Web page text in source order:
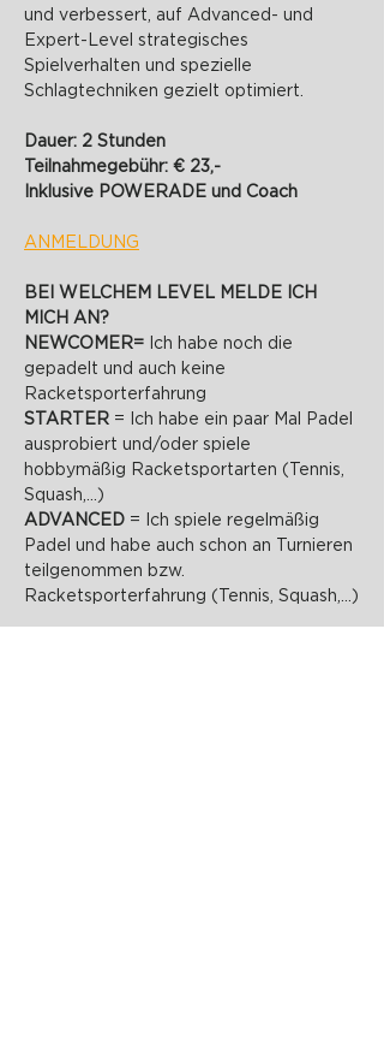
und verbessert, auf Advanced- und
Expert-Level strategisches
Spielverhalten und spezielle
Schlagtechniken gezielt optimiert.
Dauer: 2 Stunden
Teilnahmegebühr: € 23,-
Inklusive POWERADE und Coach
ANMELDUNG
BEI WELCHEM LEVEL MELDE ICH
MICH AN?
NEWCOMER=
Ich habe noch die
gepadelt und auch keine
Racketsporterfahrung
STARTER = Ich habe ein paar Mal Padel
ausprobiert und/oder spiele
hobbymäßig Racketsportarten (Tennis,
Squash,...)
ADVANCED = Ich spiele regelmäßig
Padel und habe auch schon an Turnieren
teilgenommen bzw.
Racketsporterfahrung (Tennis, Squash,...)